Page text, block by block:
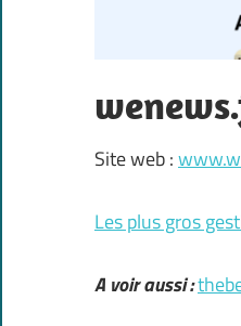
Site web :
Les plus gros
A voir aussi :